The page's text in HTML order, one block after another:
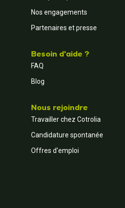
Nos engagements
Partenaires et presse
Besoin d'aide ?
FAQ
Blog
Nous rejoindre
Travailler chez Cotrolia
Candidature spontanée
Offres d'emploi